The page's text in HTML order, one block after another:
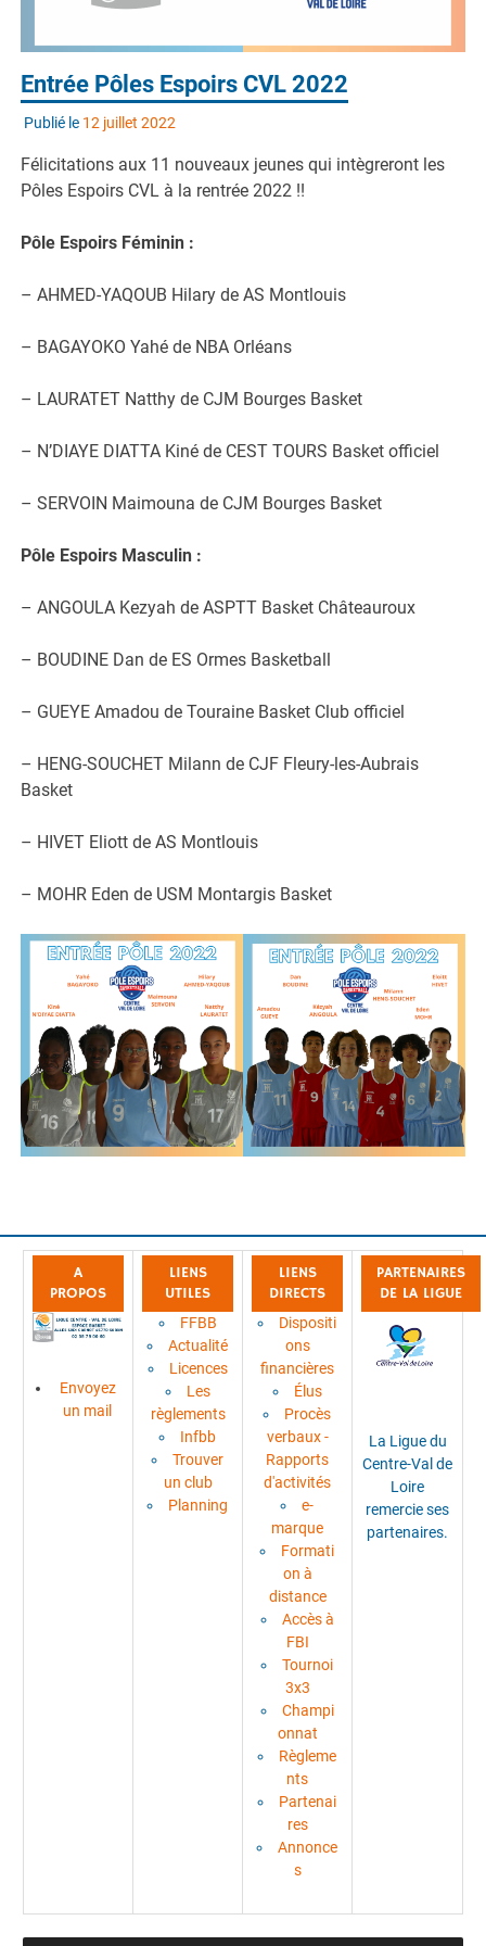
Entrée Pôles Espoirs CVL 2022
Publié le 12 juillet 2022
Félicitations aux 11 nouveaux jeunes qui intègreront les
Pôles Espoirs CVL à la rentrée 2022 !!
Pôle Espoirs Féminin :
– AHMED-YAQOUB Hilary de AS Montlouis
– BAGAYOKO Yahé de NBA Orléans
– LAURATET Natthy de CJM Bourges Basket
– N’DIAYE DIATTA Kiné de CEST TOURS Basket officiel
– SERVOIN Maimouna de CJM Bourges Basket
Pôle Espoirs Masculin :
– ANGOULA Kezyah de ASPTT Basket Châteauroux
– BOUDINE Dan de ES Ormes Basketball
– GUEYE Amadou de Touraine Basket Club officiel
– HENG-SOUCHET Milann de CJF Fleury-les-Aubrais
Basket
– HIVET Eliott de AS Montlouis
– MOHR Eden de USM Montargis Basket
A
PROPOS
Envoyez
un mail
LIENS
UTILES
FFBB
Actualité
Licences
Les
règlements
Infbb
Trouver
un club
Planning
LIENS
DIRECTS
Dispositi
ons
financières
Élus
Procès
verbaux -
Rapports
d'activités
e-
marque
Formati
on à
distance
Accès à
FBI
Tournoi
3x3
Champi
onnat
Règleme
nts
Partenai
res
Annonce
s
PARTENAIRES
DE LA LIGUE
La Ligue du
Centre-Val de
Loire
remercie ses
partenaires.